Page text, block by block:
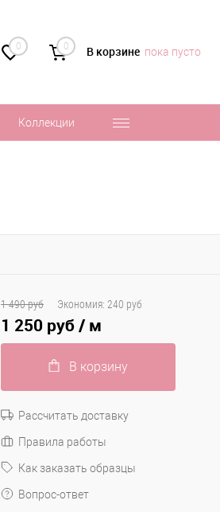
0 0 В корзине пока пусто
Коллекции
1 490 руб Экономия: 240 руб
1 250 руб/ м
В корзину
Рассчитать доставку
Правила работы
Как заказать образцы
Вопрос-ответ